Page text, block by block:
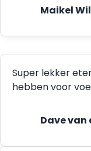
Maikel
Super lekker
hebben voor
Dave van